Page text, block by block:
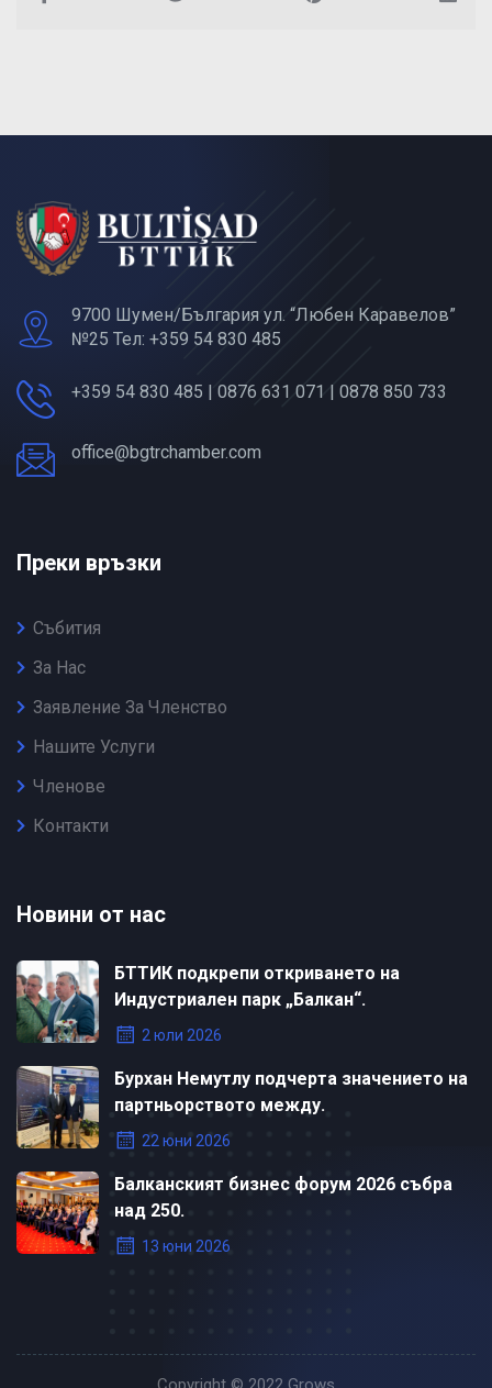
9700 Шумен/България ул. “Любен Каравелов”
№25 Тел: +359 54 830 485
+359 54 830 485 | 0876 631 071 | 0878 850 733
office@bgtrchamber.com
Преки връзки
Събития
За Нас
Заявление За Членство
Нашите Услуги
Членове
Контакти
Новини от нас
БТТИК подкрепи откриването на
Индустриален парк „Балкан“.
2 юли 2026
Бурхан Немутлу подчерта значението на
партньорството между.
22 юни 2026
Балканският бизнес форум 2026 събра
над 250.
13 юни 2026